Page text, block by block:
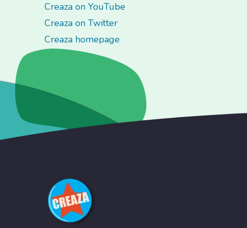
Creaza on YouTube
Creaza on Twitter
Creaza homepage